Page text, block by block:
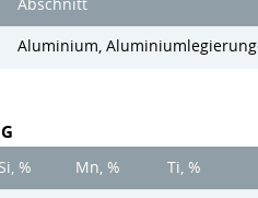
Abschnitt
Aluminium,
Si, % Mn, % Ti, %